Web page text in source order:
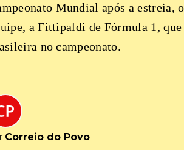
Mundial após a estreia,
a Fittipaldi de Fórmula 1,
no campeonato.
Correio do Povo